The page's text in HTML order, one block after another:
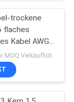
90
trockene
flaches
Kabel AWG-
MOQ:Verkäuflich